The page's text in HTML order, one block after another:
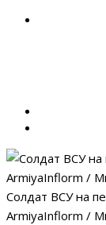
Солдат ВСУ на
ArmiyaInflorm /